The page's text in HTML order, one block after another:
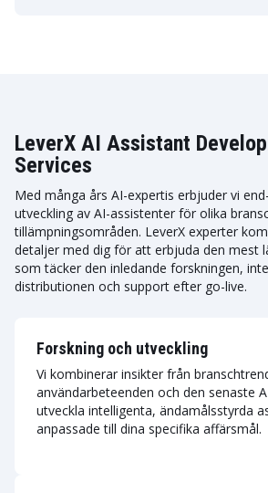
LeverX AI Assistant
Services
Med många års AI-expertis erbjuder vi
utveckling av AI-assistenter för olika
tillämpningsområden. LeverX experter
detaljer med dig för att erbjuda den mest
som täcker den inledande forskningen,
distributionen och support efter go-live.
Forskning och utveckling
Vi kombinerar insikter från
användarbeteenden och den senaste
utveckla intelligenta, ändamålsstyrda
anpassade till dina specifika affärsmål.